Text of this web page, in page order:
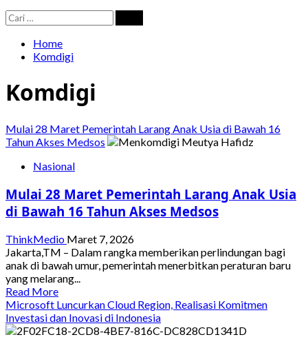
Cari
untuk:
Home
Komdigi
Komdigi
Mulai 28 Maret Pemerintah Larang Anak Usia di Bawah 16
Tahun Akses Medsos
Nasional
Mulai 28 Maret Pemerintah Larang Anak Usia
di Bawah 16 Tahun Akses Medsos
ThinkMedio Maret 7, 2026
Jakarta,TM – Dalam rangka memberikan perlindungan bagi
anak di bawah umur, pemerintah menerbitkan peraturan baru
yang melarang...
Read MoreRead
more
about
Mulai
Microsoft Luncurkan Cloud Region, Realisasi Komitmen
Investasi dan Inovasi di Indonesia